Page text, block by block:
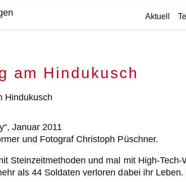
Aktuell
am Hindukusch
Januar 2011
und Fotograf Christoph Püschner.
Steinzeitmethoden und mal mit High-
als 44 Soldaten verloren dabei ihr